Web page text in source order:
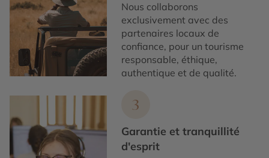
Nous collaborons
exclusivement avec des
partenaires locaux de
confiance, pour un tourisme
responsable, éthique,
authentique et de qualité.
3
Garantie et tranquillité
d'esprit